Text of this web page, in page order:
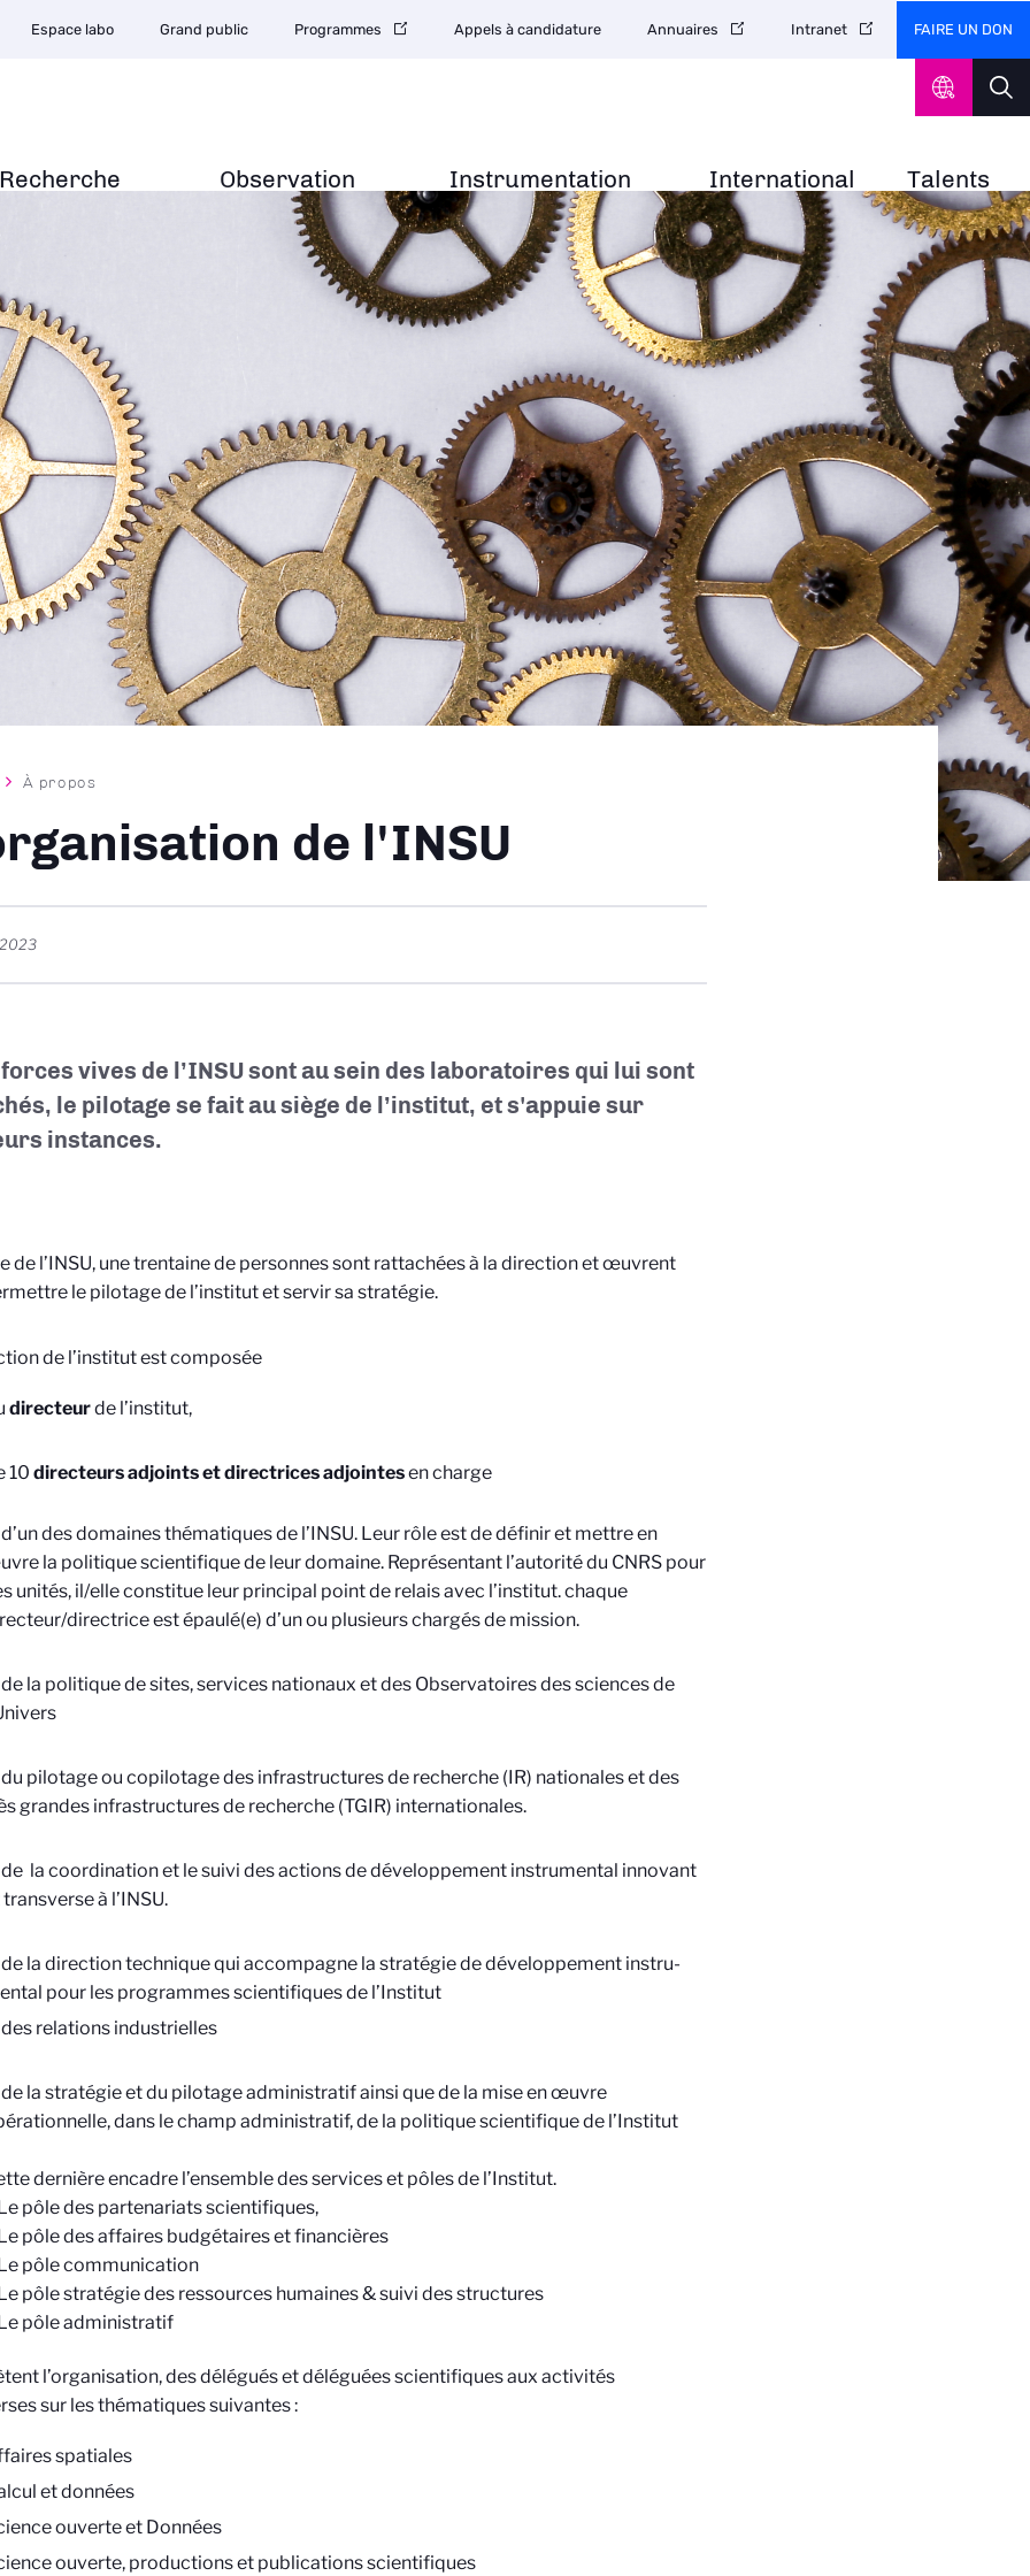
Recherche Observation Instrumentation International Talents
Espace labo Grand public Programmes Appels à candidature Annuaires Intranet FAIRE UN DON
À propos
de l'INSU
vives de l’INSU sont au sein des laboratoires qui lui sont
le pilotage se fait au siège de l’institut, et s'appuie sur
instances.
de l’INSU, une trentaine de personnes sont rattachées à la direction et œuvrent
le pilotage de l’institut et servir sa stratégie.
de l’institut est composée
directeurde l’institut,
10 directeurs adjointset directrices adjointesen charge
d’un des domaines thématiques de l’INSU. Leur rôle est de définir et mettre en
la politique scientifique de leur domaine. Représentant l’autorité du CNRS pour
unités, il/elle constitue leur principal point de relais avec l’institut. chaque
directrice est épaulé(e) d’un ou plusieurs chargés de mission.
de la politique de sites, services nationaux et des Observatoires des sciences de
du pilotage ou copilotage des infrastructures de recherche (IR) nationales et des
grandes infrastructures de recherche (TGIR) internationales.
de la coordination et le suivi des actions de dévelop­pement instrumental innovant
à l’INSU.
de la direction technique qui accompagne la stratégie de développement instru­
pour les programmes scientifiques de l’Institut
des relations industrielles
de la stratégie et du pilotage administratif ainsi que de la mise en œuvre
dans le champ administratif, de la politique scientifique de l’Institut
dernière encadre l’ensemble des services et pôles de l’Institut.
pôle des partenariats scientifiques,
pôle des affaires budgétaires et financières
pôle communication
pôle stratégie des ressources humaines & suivi des structures
pôle administratif
l’organisation, des délégués et déléguées scientifiques aux activités
sur les thématiques suivantes :
spatiales
et données
ouverte et Données
ouverte, productions et publications scientifiques